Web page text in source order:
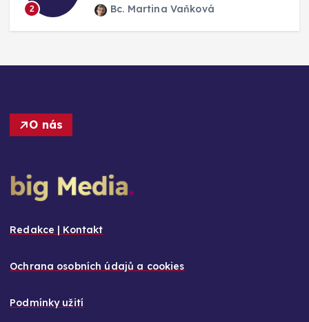
2 Bc. Martina Vaňková
O nás
Redakce | Kontakt
Ochrana osobních údajů a cookies
Podmínky užití